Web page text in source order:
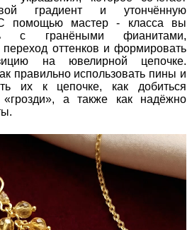
градиент и утончённую
С помощью мастер - класса вы
с гранёными фианитами,
оттенков и формировать
на ювелирной цепочке.
правильно использовать пины и
их к цепочке, как добиться
а также как надёжно